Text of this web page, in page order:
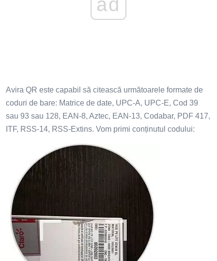
ad
Avira QR este capabil să citească următoarele formate de
coduri de bare: Matrice de date, UPC-A, UPC-E, Cod 39
sau 93 sau 128, EAN-8, Aztec, EAN-13, Codabar, PDF 417,
ITF, RSS-14, RSS-Extins. Vom primi conținutul codului: